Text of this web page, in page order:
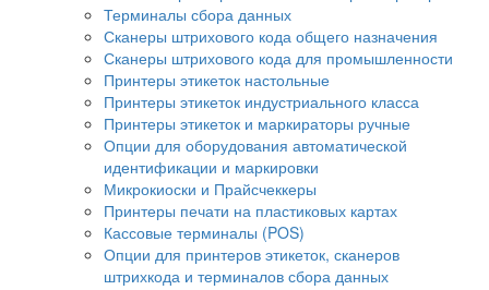
Терминалы сбора данных
Сканеры штрихового кода общего назначения
Сканеры штрихового кода для промышленности
Принтеры этикеток настольные
Принтеры этикеток индустриального класса
Принтеры этикеток и маркираторы ручные
Опции для оборудования автоматической
идентификации и маркировки
Микрокиоски и Прайсчеккеры
Принтеры печати на пластиковых картах
Кассовые терминалы (POS)
Опции для принтеров этикеток, сканеров
штрихкода и терминалов сбора данных